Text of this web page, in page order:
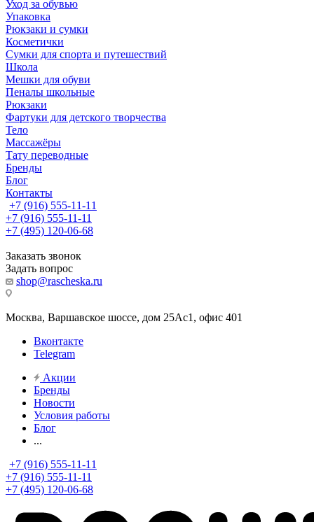
Уход за обувью
Упаковка
Рюкзаки и сумки
Косметички
Сумки для спорта и путешествий
Школа
Мешки для обуви
Пеналы школьные
Рюкзаки
Фартуки для детского творчества
Тело
Массажёры
Тату переводные
Бренды
Блог
Контакты
+7 (916) 555-11-11
+7 (916) 555-11-11
+7 (495) 120-06-68
Заказать звонок
Задать вопрос
shop@rascheska.ru
Москва, Варшавское шоссе, дом 25Аc1, офис 401
Вконтакте
Telegram
Акции
Бренды
Новости
Условия работы
Блог
...
+7 (916) 555-11-11
+7 (916) 555-11-11
+7 (495) 120-06-68